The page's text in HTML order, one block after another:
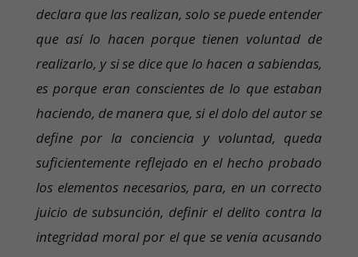
declara que las realizan, solo se puede entender
que así lo hacen porque tienen voluntad de
realizarlo, y si se dice que lo hacen a sabiendas,
es porque eran conscientes de lo que estaban
haciendo, de manera que, si el dolo del autor se
define por la conciencia y voluntad, queda
suficientemente reflejado en el hecho probado
los elementos necesarios, para, en un correcto
juicio de subsunción, definir el delito contra la
integridad moral por el que se venía acusando